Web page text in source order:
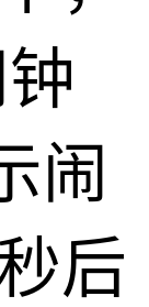
闹
后